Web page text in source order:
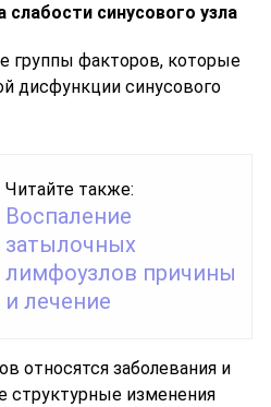
синусового узла
группы факторов, которые
дисфункции синусового
Читайте также:
Воспаление
затылочных
лимфоузлов причины
и лечение
относятся заболевания и
изменения